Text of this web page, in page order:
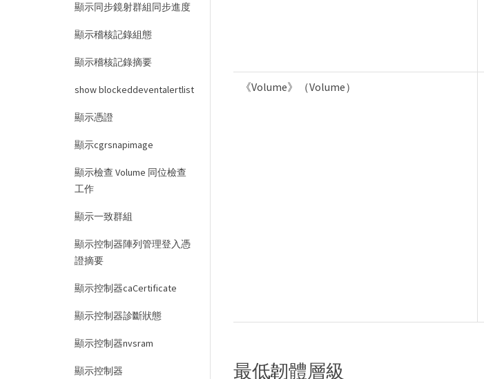
顯示同步鏡射群組同步進度
顯示稽核記錄組態
顯示稽核記錄摘要
show blockeddeventalertlist
顯示憑證
顯示cgrsnapimage
顯示檢查 Volume 同位檢查
工作
顯示一致群組
顯示控制器陣列管理登入憑
證摘要
顯示控制器caCertificate
顯示控制器診斷狀態
顯示控制器nvsram
顯示控制器
《Volume》（Volume）
最低韌體層級